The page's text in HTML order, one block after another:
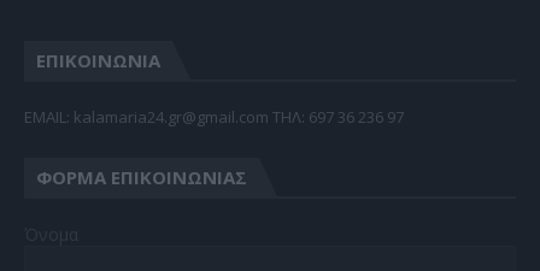
ΕΠΙΚΟΙΝΩΝΙΑ
EMAIL: kalamaria24.gr@gmail.com TΗΛ: 697 36 236 97
ΦΌΡΜΑ ΕΠΙΚΟΙΝΩΝΊΑΣ